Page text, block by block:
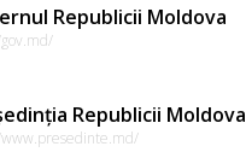
Republicii Moldova
Republicii Moldova